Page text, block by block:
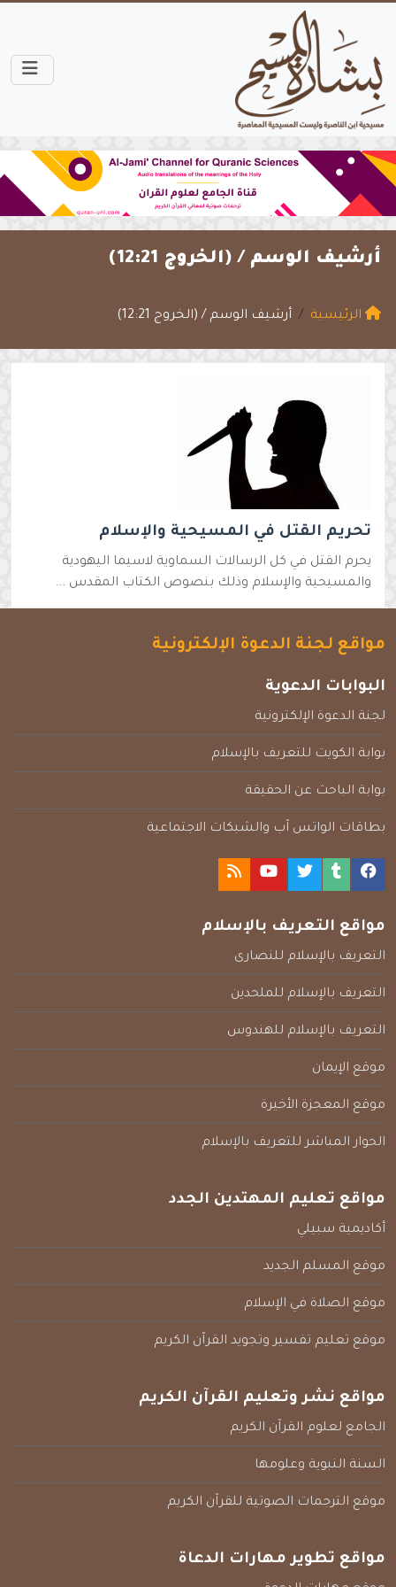
أرشيف الوسم / (الخروج 12:21)
الرئيسية أرشيف الوسم / (الخروج 12:21)
تحريم القتل في المسيحية والإسلام
يحرم القتل في كل الرسالات السماوية لاسيما اليهودية
والمسيحية والإسلام وذلك بنصوص الكتاب المقدس ...
مواقع لجنة الدعوة الإلكترونية
البوابات الدعوية
لجنة الدعوة الإلكترونية
بوابة الكويت للتعريف بالإسلام
بوابة الباحث عن الحقيقة
بطاقات الواتس آب والشبكات الاجتماعية
مواقع التعريف بالإسلام
التعريف بالإسلام للنصارى
التعريف بالإسلام للملحدين
التعريف بالإسلام للهندوس
موقع الإيمان
موقع المعجزة الأخيرة
الحوار المباشر للتعريف بالإسلام
مواقع تعليم المهتدين الجدد
أكاديمية سبيلي
موقع المسلم الجديد
موقع الصلاة في الإسلام
موقع تعليم تفسير وتجويد القرآن الكريم
مواقع نشر وتعليم القرآن الكريم
الجامع لعلوم القرآن الكريم
السنة النبوية وعلومها
موقع الترجمات الصوتية للقرآن الكريم
مواقع تطوير مهارات الدعاة